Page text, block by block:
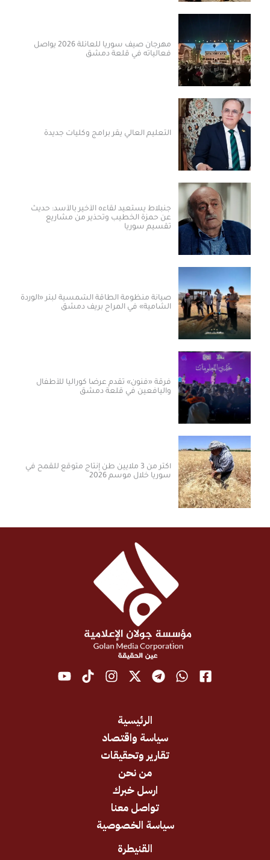
مهرجان صيف سوريا للعائلة 2026 يواصل
فعالياته في قلعة دمشق
التعليم العالي يقر برامج وكليات جديدة
جنبلاط يستعيد لقاءه الأخير بالأسد: حديث
عن حمزة الخطيب وتحذير من مشاريع
تقسيم سوريا
صيانة منظومة الطاقة الشمسية لبئر «الوردة
الشامية» في المراح بريف دمشق
فرقة «فنون» تقدم عرضاً كورالياً للأطفال
واليافعين في قلعة دمشق
أكثر من 3 ملايين طن إنتاج متوقع للقمح في
سوريا خلال موسم 2026
سياسة واقتصاد
تقارير وتحقيقات
ارسل خبرك
تواصل معنا
سياسة الخصوصية